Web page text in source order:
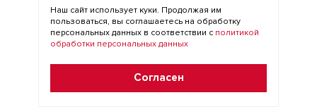
Наш сайт использует куки. Продолжая им
пользоваться, вы соглашаетесь на обработку
персональных данных в соответствии с политикой
обработки персональных данных
Согласен